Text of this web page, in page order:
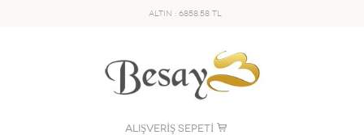
ALTIN : 6858.58 TL
ALIŞVERİŞ SEPETİ